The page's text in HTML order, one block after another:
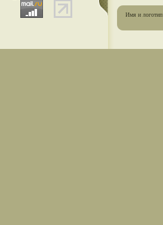
Имя и логотип